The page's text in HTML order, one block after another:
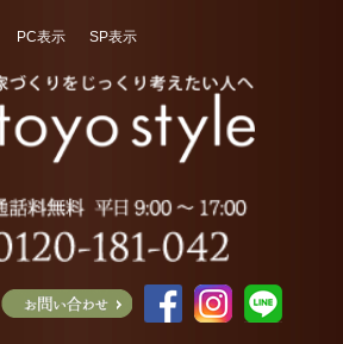
PC表示 SP表示